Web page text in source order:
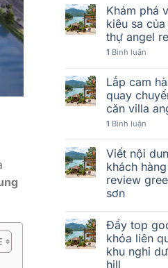
Khám phá
kiêu sa
thự angel
1 Bình luận
Lắp cam
quay
căn villa
1 Bình luận
Viết nội
khách
review
sơn
Đẩy top
khóa liên
khu nghỉ
hill